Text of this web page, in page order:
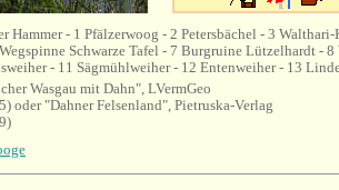
Hammer - 1 Pfälzerwoog - 2 Petersbächel - 3
Wegspinne Schwarze Tafel - 7 Burgruine Lützelhardt - 8
- 11 Sägmühlweiher - 12 Entenweiher - 13
Wasgau mit Dahn", LVermGeo
oder "Dahner Felsenland", Pietruska-Verlag